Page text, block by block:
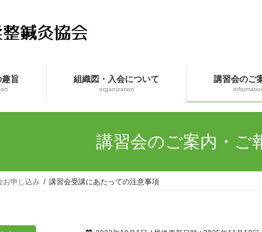
旨 組織図・入会について
organization
講習会のご
講習会のご案内・ご
お申し込み 講習会受講にあたっての注意事項